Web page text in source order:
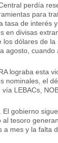
perdía
para
tasa de interés
en divisas
dólares de
agosto,
lograba esta
nominales, el
LEBACs,
gobierno
tesoro
mes y la falta